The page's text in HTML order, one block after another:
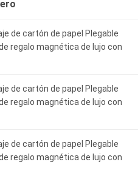
once you dial in the
that sweet spot makes all
eye strain during long
de cartón de papel Plegable
regalo magnética de lujo con
de cartón de papel Plegable
regalo magnética de lujo con
de cartón de papel Plegable
regalo magnética de lujo con